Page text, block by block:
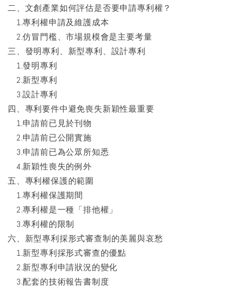
二、文創產業如何評估是否要申請專利權？
1.專利權申請及維護成本
2.仿冒門檻、市場規模會是主要考量
三、發明專利、新型專利、設計專利
1.發明專利
2.新型專利
3.設計專利
四、專利要件中避免喪失新穎性最重要
1.申請前已見於刊物
2.申請前已公開實施
3.申請前已為公眾所知悉
4.新穎性喪失的例外
五、專利權保護的範圍
1.專利權保護期間
2.專利權是一種「排他權」
3.專利權的限制
六、新型專利採形式審查制的美麗與哀愁
1.新型專利採形式審查的優點
2.新型專利申請狀況的變化
3.配套的技術報告書制度